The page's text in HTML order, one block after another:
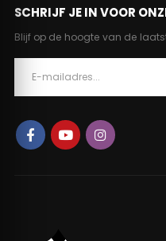
SCHRIJF JE IN VOOR
Blijf op de hoogte van de